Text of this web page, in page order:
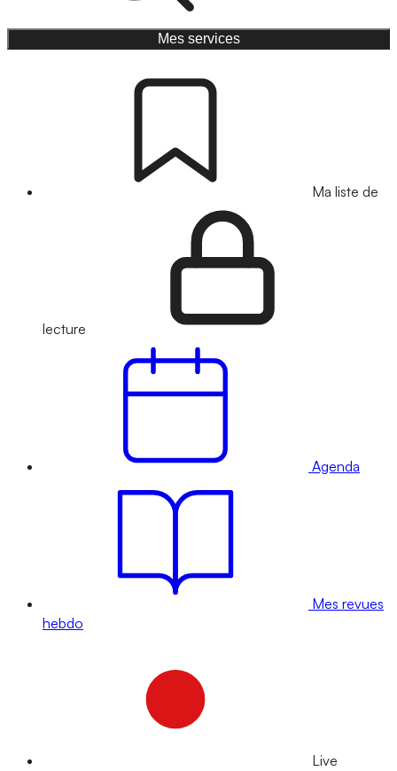
Mes services
Ma liste de
lecture
Agenda
Mes revues
hebdo
Live